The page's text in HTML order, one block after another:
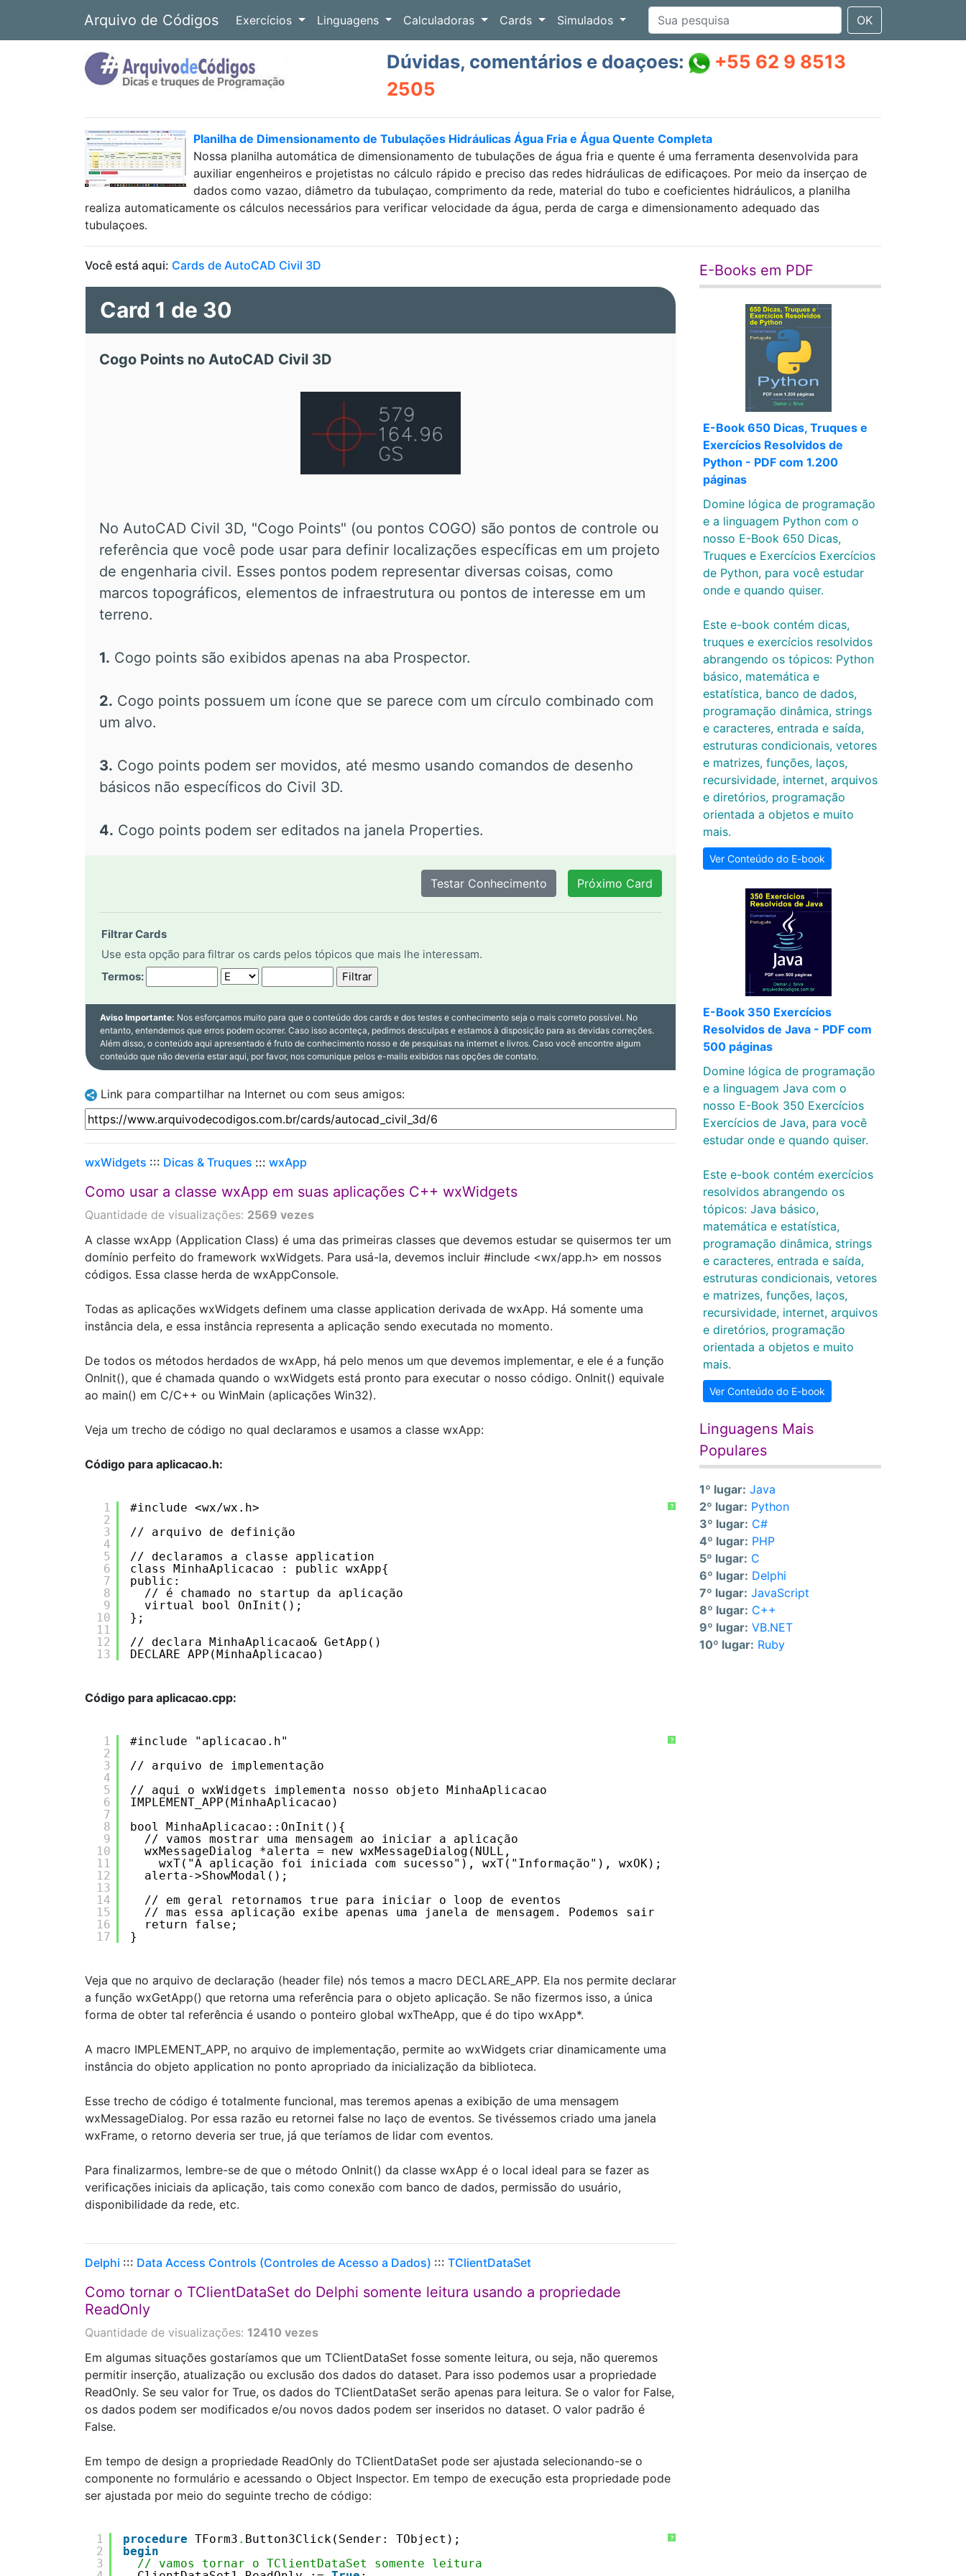
Arquivo de Códigos Exercícios Linguagens Calculadoras Cards Simulados OK
Dúvidas, comentários e doaçoes:
+55 62 9 8513
2505
Planilha de Dimensionamento de Tubulações Hidráulicas Água Fria e Água Quente Completa
Nossa planilha automática de dimensionamento de tubulações de água fria e quente é uma ferramenta desenvolvida para
auxiliar engenheiros e projetistas no cálculo rápido e preciso das redes hidráulicas de edificaçoes. Por meio da inserçao de
dados como vazao, diâmetro da tubulaçao, comprimento da rede, material do tubo e coeficientes hidráulicos, a planilha
realiza automaticamente os cálculos necessários para verificar velocidade da água, perda de carga e dimensionamento adequado das
tubulaçoes.
Você está aqui: Cards de AutoCAD Civil 3D
Card 1 de 30
Cogo Points no AutoCAD Civil 3D
No AutoCAD Civil 3D, "Cogo Points" (ou pontos COGO) são pontos de controle ou
referência que você pode usar para definir localizações específicas em um projeto
de engenharia civil. Esses pontos podem representar diversas coisas, como
marcos topográficos, elementos de infraestrutura ou pontos de interesse em um
terreno.
1. Cogo points são exibidos apenas na aba Prospector.
2. Cogo points possuem um ícone que se parece com um círculo combinado com
um alvo.
3. Cogo points podem ser movidos, até mesmo usando comandos de desenho
básicos não específicos do Civil 3D.
4. Cogo points podem ser editados na janela Properties.
Filtrar Cards
Use esta opção para filtrar os cards pelos tópicos que mais lhe interessam.
Termos:
Aviso Importante: Nos esforçamos muito para que o conteúdo dos cards e dos testes e conhecimento seja o mais correto possível. No
entanto, entendemos que erros podem ocorrer. Caso isso aconteça, pedimos desculpas e estamos à disposição para as devidas correções.
Além disso, o conteúdo aqui apresentado é fruto de conhecimento nosso e de pesquisas na internet e livros. Caso você encontre algum
conteúdo que não deveria estar aqui, por favor, nos comunique pelos e-mails exibidos nas opções de contato.
Link para compartilhar na Internet ou com seus amigos:
wxWidgets ::: Dicas & Truques ::: wxApp
Como usar a classe wxApp em suas aplicações C++ wxWidgets
Quantidade de visualizações: 2569 vezes
A classe wxApp (Application Class) é uma das primeiras classes que devemos estudar se quisermos ter um
domínio perfeito do framework wxWidgets. Para usá-la, devemos incluir #include <wx/app.h> em nossos
códigos. Essa classe herda de wxAppConsole.
Todas as aplicações wxWidgets definem uma classe application derivada de wxApp. Há somente uma
instância dela, e essa instância representa a aplicação sendo executada no momento.
De todos os métodos herdados de wxApp, há pelo menos um que devemos implementar, e ele é a função
OnInit(), que é chamada quando o wxWidgets está pronto para executar o nosso código. OnInit() equivale
ao main() em C/C++ ou WinMain (aplicações Win32).
Veja um trecho de código no qual declaramos e usamos a classe wxApp:
Código para aplicacao.h:
?
1
2
3
4
5
6
7
8
9
10
11
12
13
#include <wx/wx.h>
// arquivo de definição
// declaramos a classe application
class MinhaAplicacao : public wxApp{
public:
// é chamado no startup da aplicação
virtual bool OnInit();
};
// declara MinhaAplicacao& GetApp()
DECLARE_APP(MinhaAplicacao)
Código para aplicacao.cpp:
?
1
2
3
4
5
6
7
8
9
10
11
12
13
14
15
16
17
#include "aplicacao.h"
// arquivo de implementação
// aqui o wxWidgets implementa nosso objeto MinhaAplicacao
IMPLEMENT_APP(MinhaAplicacao)
bool MinhaAplicacao::OnInit(){
// vamos mostrar uma mensagem ao iniciar a aplicação
wxMessageDialog *alerta = new wxMessageDialog(NULL,
wxT("A aplicação foi iniciada com sucesso"), wxT("Informação"), wxOK);
alerta->ShowModal();
// em geral retornamos true para iniciar o loop de eventos
// mas essa aplicação exibe apenas uma janela de mensagem. Podemos sair
return false;
}
Veja que no arquivo de declaração (header file) nós temos a macro DECLARE_APP. Ela nos permite declarar
a função wxGetApp() que retorna uma referência para o objeto aplicação. Se não fizermos isso, a única
forma de obter tal referência é usando o ponteiro global wxTheApp, que é do tipo wxApp*.
A macro IMPLEMENT_APP, no arquivo de implementação, permite ao wxWidgets criar dinamicamente uma
instância do objeto application no ponto apropriado da inicialização da biblioteca.
Esse trecho de código é totalmente funcional, mas teremos apenas a exibição de uma mensagem
wxMessageDialog. Por essa razão eu retornei false no laço de eventos. Se tivéssemos criado uma janela
wxFrame, o retorno deveria ser true, já que teríamos de lidar com eventos.
Para finalizarmos, lembre-se de que o método OnInit() da classe wxApp é o local ideal para se fazer as
verificações iniciais da aplicação, tais como conexão com banco de dados, permissão do usuário,
disponibilidade da rede, etc.
Delphi ::: Data Access Controls (Controles de Acesso a Dados) ::: TClientDataSet
Como tornar o TClientDataSet do Delphi somente leitura usando a propriedade
ReadOnly
Quantidade de visualizações: 12410 vezes
Em algumas situações gostaríamos que um TClientDataSet fosse somente leitura, ou seja, não queremos
permitir inserção, atualização ou exclusão dos dados do dataset. Para isso podemos usar a propriedade
ReadOnly. Se seu valor for True, os dados do TClientDataSet serão apenas para leitura. Se o valor for False,
os dados podem ser modificados e/ou novos dados podem ser inseridos no dataset. O valor padrão é
False.
Em tempo de design a propriedade ReadOnly do TClientDataSet pode ser ajustada selecionando-se o
componente no formulário e acessando o Object Inspector. Em tempo de execução esta propriedade pode
ser ajustada por meio do seguinte trecho de código:
?
1
2
3
procedure TForm3 . Button3Click(Sender: TObject);
begin
// vamos tornar o TClientDataSet somente leitura
E-Books em PDF
E-Book 650 Dicas, Truques e
Exercícios Resolvidos de
Python - PDF com 1.200
páginas
Domine lógica de programação
e a linguagem Python com o
nosso E-Book 650 Dicas,
Truques e Exercícios Exercícios
de Python, para você estudar
onde e quando quiser.
Este e-book contém dicas,
truques e exercícios resolvidos
abrangendo os tópicos: Python
básico, matemática e
estatística, banco de dados,
programação dinâmica, strings
e caracteres, entrada e saída,
estruturas condicionais, vetores
e matrizes, funções, laços,
recursividade, internet, arquivos
e diretórios, programação
orientada a objetos e muito
mais.
Ver Conteúdo do E-book
E-Book 350 Exercícios
Resolvidos de Java - PDF com
500 páginas
Domine lógica de programação
e a linguagem Java com o
nosso E-Book 350 Exercícios
Exercícios de Java, para você
estudar onde e quando quiser.
Este e-book contém exercícios
resolvidos abrangendo os
tópicos: Java básico,
matemática e estatística,
programação dinâmica, strings
e caracteres, entrada e saída,
estruturas condicionais, vetores
e matrizes, funções, laços,
recursividade, internet, arquivos
e diretórios, programação
orientada a objetos e muito
mais.
Ver Conteúdo do E-book
Linguagens Mais
Populares
1º lugar: Java
2º lugar: Python
3º lugar: C#
4º lugar: PHP
5º lugar: C
6º lugar: Delphi
7º lugar: JavaScript
8º lugar: C++
9º lugar: VB.NET
10º lugar: Ruby